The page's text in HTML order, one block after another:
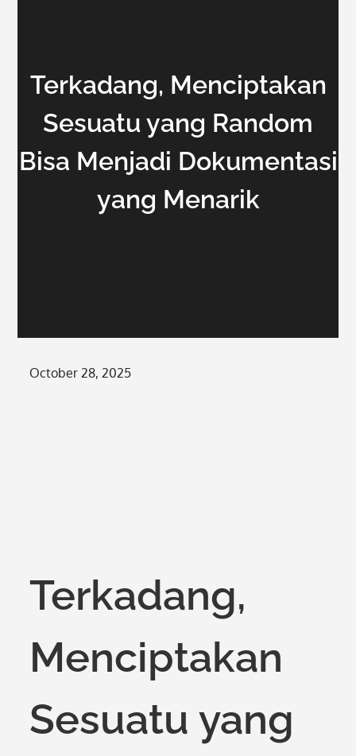
Terkadang, Menciptakan
Sesuatu yang Random
Bisa Menjadi Dokumentasi
yang Menarik
Posted
October 28, 2025
Terkadang,
Menciptakan
Sesuatu yang